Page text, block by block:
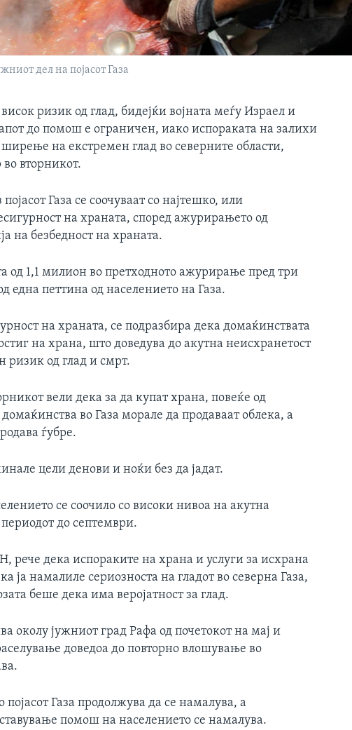
дел на појасот Газа
ризик од глад, бидејќи војната меѓу Израел и
до помош е ограничен, иако испораката на залихи
на екстремен глад во северните области,
вторникот.
Газа се соочуваат со најтешко, или
на храната, според ажурирањето од
на безбедност на храната.
од 1,1 милион во претходното ажурирање пред три
една петтина од населението на Газа.
на храната, се подразбира дека домаќинствата
на храна, што доведува до акутна неисхранетост
ризик од глад и смрт.
вели дека за да купат храна, повеќе од
во Газа морале да продаваат облека, а
ѓубре.
цели денови и ноќи без да јадат.
се соочило со високи нивоа на акутна
до септември.
рече дека испораките на храна и услуги за исхрана
ја намалиле сериозноста на гладот во северна Газа,
беше дека има веројатност за глад.
околу јужниот град Рафа од почетокот на мај и
доведоа до повторно влошување во
Газа продолжува да се намалува, а
помош на населението се намалува.